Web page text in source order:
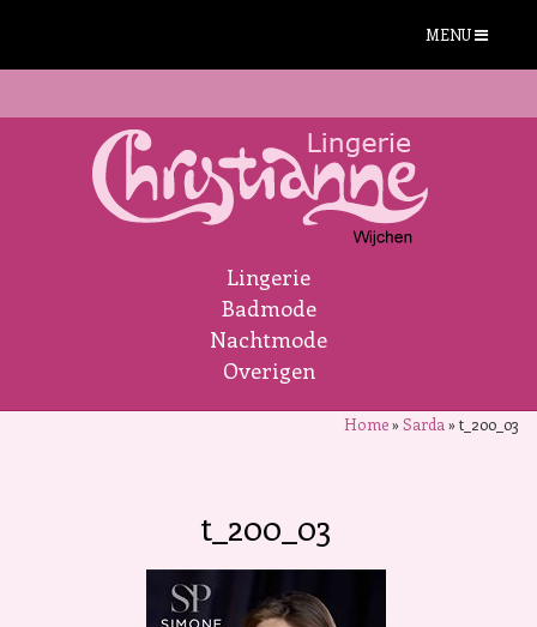
MENU
Lingerie
Badmode
Nachtmode
Overigen
Home»Sarda »t_200_03
t_200_03